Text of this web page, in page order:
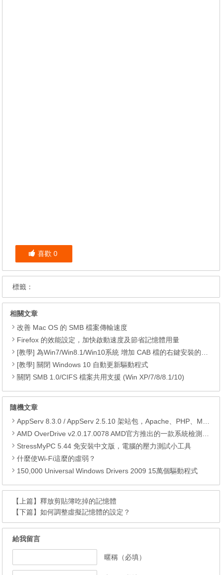
喜歡 0
標籤：
相關文章
改善 Mac OS 的 SMB 檔案傳輸速度
Firefox 的效能設定，加快啟動速度及節省記憶體用量
[教學] 為Win7/Win8.1/Win10系統 增加 CAB 檔的右鍵安裝的功能
[教學] 關閉 Windows 10 自動更新驅動程式
關閉 SMB 1.0/CIFS 檔案共用支援 (Win XP/7/8/8.1/10)
隨機文章
AppServ 8.3.0 / AppServ 2.5.10 架站包，Apache、PHP、MySQL、phpMyAdmin
AMD OverDrive v2.0.17.0078 AMD官方推出的一款系統檢測、超頻工具 多語言版
StressMyPC 5.44 免安裝中文版，電腦的壓力測試小工具
什麼使Wi-Fi這麼的虛弱？
150,000 Universal Windows Drivers 2009 15萬個驅動程式
【上篇】釋放剪貼簿吃掉的記憶體
【下篇】如何調整虛擬記憶體的設定？
給我留言
暱稱（必填）